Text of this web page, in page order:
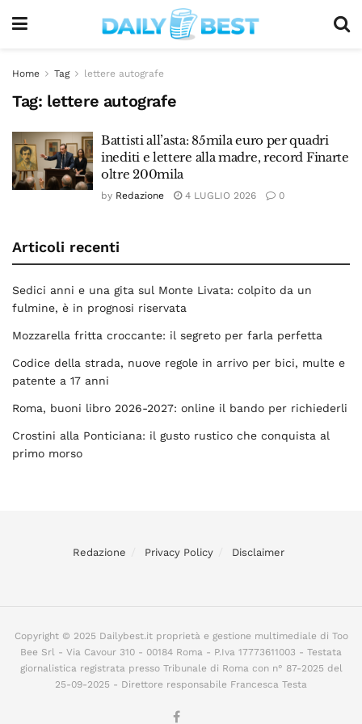
Home Tag lettere autografe
Tag: lettere autografe
Battisti all’asta: 85mila euro per quadri
inediti e lettere alla madre, record Finarte
oltre 200mila
by Redazione 4 LUGLIO 2026 0
Articoli recenti
Sedici anni e una gita sul Monte Livata: colpito da un
fulmine, è in prognosi riservata
Mozzarella fritta croccante: il segreto per farla perfetta
Codice della strada, nuove regole in arrivo per bici, multe e
patente a 17 anni
Roma, buoni libro 2026-2027: online il bando per richiederli
Crostini alla Ponticiana: il gusto rustico che conquista al
primo morso
Redazione Privacy Policy Disclaimer
Copyright © 2025 Dailybest.it proprietà e gestione multimediale di Too
Bee Srl - Via Cavour 310 - 00184 Roma - P.Iva 17773611003 - Testata
giornalistica registrata presso Tribunale di Roma con n° 87-2025 del
25-09-2025 - Direttore responsabile Francesca Testa